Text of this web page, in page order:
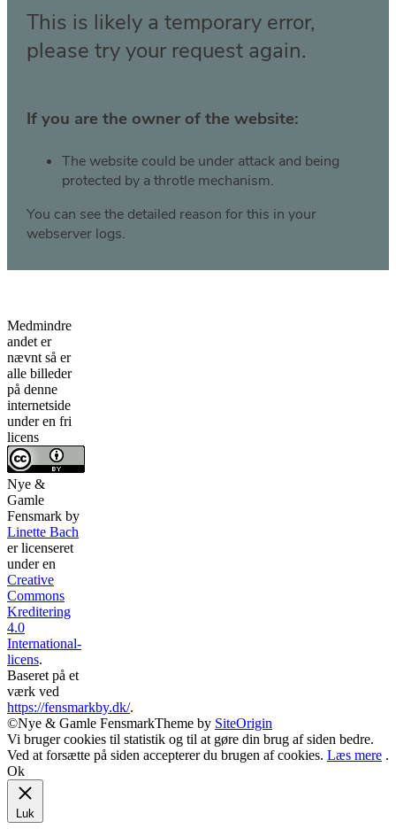
Medmindre
andet er
nævnt så er
alle billeder
på denne
internetside
under en fri
licens
Nye &
Gamle
Fensmark by
Linette Bach
er licenseret
under en
Creative
Commons
Kreditering
4.0
International-
licens.
Baseret på et
værk ved
https://fensmarkby.dk/.
©Nye & Gamle FensmarkTheme by SiteOrigin
Vi bruger cookies til statistik og til at gøre din brug af siden bedre.
Ved at forsætte på siden accepterer du brugen af cookies. Læs mere .
Ok
Luk